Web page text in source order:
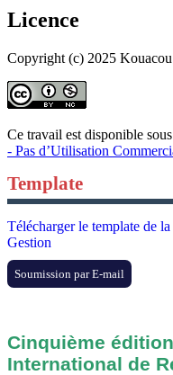
Licence
Copyright (c) 2025
Ce travail est disponible
- Pas d’Utilisation
Template
Télécharger le template de
Gestion
Soumission par E-mail
Cinquième
International de